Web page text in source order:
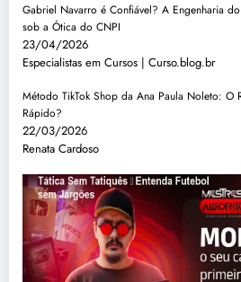
Gabriel Navarro é Confiável? A Engenharia
sob a Ótica do CNPI
23/04/2026
Especialistas em Cursos | Curso.blog.br
Método TikTok Shop da Ana Paula Noleto: O
Rápido?
22/03/2026
Renata Cardoso